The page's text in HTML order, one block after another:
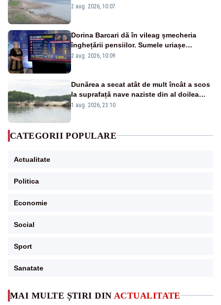
MAI MULTE ȘTIRI DIN ACTUALITATE
va detona o stâncă și va devia apa
2 aug. 2026, 10:07
Dorina Barcari dă în vileag șmecheria
înghețării pensiilor. Sumele uriașe
pierdute de fiecare român
2 aug. 2026, 10:09
Dunărea a secat atât de mult încât a scos
la suprafață nave naziste din al doilea
război mondial
1 aug. 2026, 23:10
CATEGORII POPULARE
Actualitate
Politica
Economie
Social
Sport
Sanatate